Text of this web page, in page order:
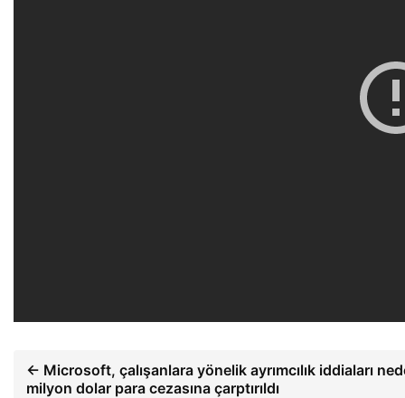
← Microsoft, çalışanlara yönelik ayrımcılık iddiaları
milyon dolar para cezasına çarptırıldı